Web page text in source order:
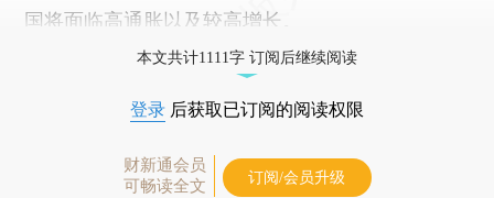
国将面临高通胀以及较高增长。
本文共计1111字 订阅后继续阅读
登录 后获取已订阅的阅读权限
财新通会员
可畅读全文
订阅/会员升级